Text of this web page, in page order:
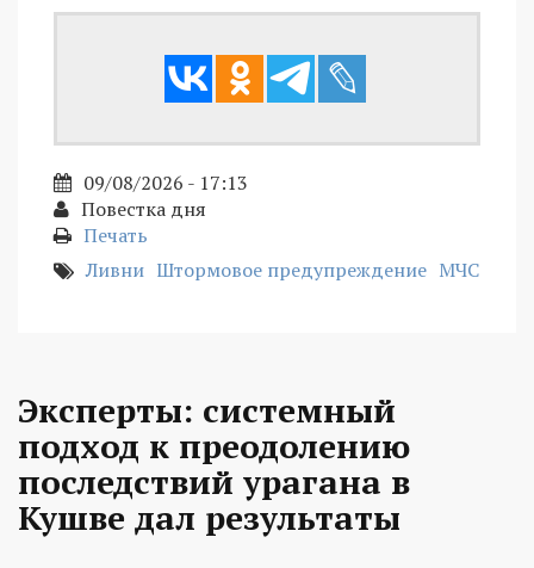
09/08/2026 - 17:13
Повестка дня
Печать
Ливни Штормовое предупреждение МЧС
Эксперты: системный
подход к преодолению
последствий урагана в
Кушве дал результаты